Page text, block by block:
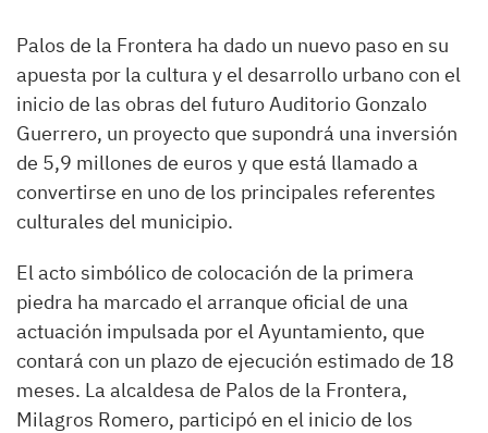
Palos de la Frontera ha dado un nuevo paso en su
apuesta por la cultura y el desarrollo urbano con el
inicio de las obras del futuro Auditorio Gonzalo
Guerrero, un proyecto que supondrá una inversión
de 5,9 millones de euros y que está llamado a
convertirse en uno de los principales referentes
culturales del municipio.
El acto simbólico de colocación de la primera
piedra ha marcado el arranque oficial de una
actuación impulsada por el Ayuntamiento, que
contará con un plazo de ejecución estimado de 18
meses. La alcaldesa de Palos de la Frontera,
Milagros Romero, participó en el inicio de los